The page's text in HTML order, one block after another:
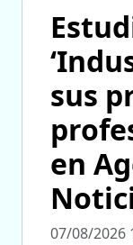
sus
en
07/08/2026